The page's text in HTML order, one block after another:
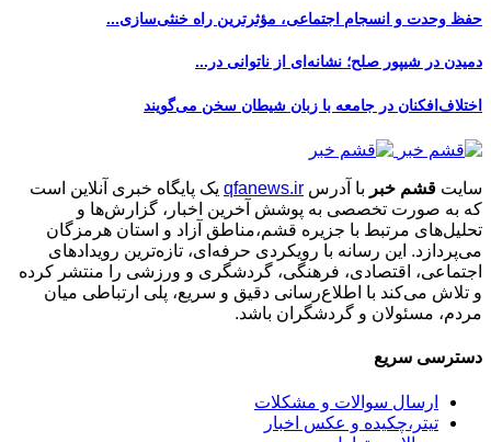
حفظ وحدت و انسجام اجتماعی، مؤثرترین راه خنثی‌سازی...
دمیدن در شیپور صلح؛ نشانه‌ای از ناتوانی در...
اختلاف‌افکنان در جامعه با زبان شیطان سخن می‌گویند
سایت قشم خبر با آدرس qfanews.ir یک پایگاه خبری آنلاین است
که به صورت تخصصی به پوشش آخرین اخبار، گزارش‌ها و
تحلیل‌های مرتبط با جزیره قشم،مناطق آزاد و استان هرمزگان
می‌پردازد. این رسانه با رویکردی حرفه‌ای، تازه‌ترین رویدادهای
اجتماعی، اقتصادی، فرهنگی، گردشگری و ورزشی را منتشر کرده
و تلاش می‌کند با اطلاع‌رسانی دقیق و سریع، پلی ارتباطی میان
مردم، مسئولان و گردشگران باشد.
دسترسی سریع
ارسال سوالات و مشکلات
تیتر،چکیده و عکس اخبار